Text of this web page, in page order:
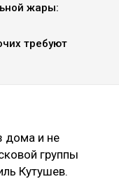
жары:
требуют
дома и не
группы
Кутушев.